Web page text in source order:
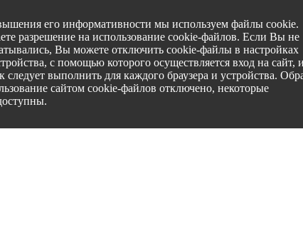
его информативности мы используем файлы cookie.
разрешение на использование cookie-файлов. Если Вы не
Вы можете отключить cookie-файлы в настройках
с помощью которого осуществляется вход на сайт,
следует выполнить для каждого браузера и устройства.
сайтом cookie-файлов отключено, некоторые